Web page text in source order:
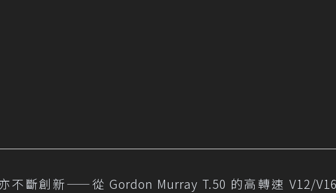
不斷創新——從 Gordon Murray T.50 的高轉速 V12/